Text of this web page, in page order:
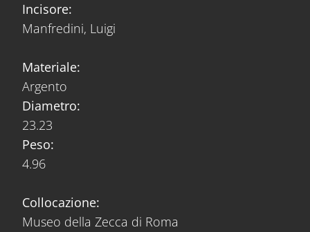
Incisore:
Manfredini, Luigi
Materiale:
Argento
Diametro:
23.23
Peso:
4.96
Collocazione:
Museo della Zecca di Roma